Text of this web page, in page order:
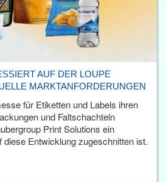
AUF DER LOUPE
MARKTANFORDERUNGEN
für Etiketten und Labels ihren
und Faltschachteln
Print Solutions ein
diese Entwicklung zugeschnitten ist.